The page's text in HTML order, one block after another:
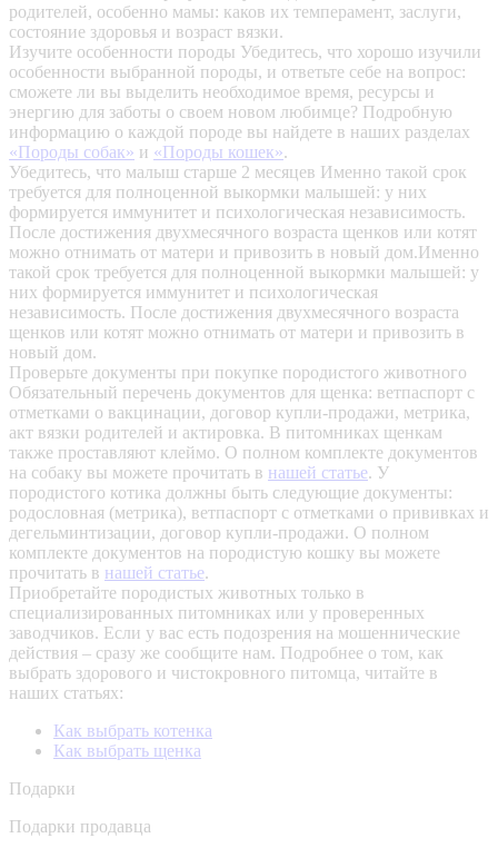
родителей, особенно мамы: каков их темперамент, заслуги,
состояние здоровья и возраст вязки.
Изучите особенности породы Убедитесь, что хорошо изучили
особенности выбранной породы, и ответьте себе на вопрос:
сможете ли вы выделить необходимое время, ресурсы и
энергию для заботы о своем новом любимце? Подробную
информацию о каждой породе вы найдете в наших разделах
«Породы собак» и «Породы кошек».
Убедитесь, что малыш старше 2 месяцев Именно такой срок
требуется для полноценной выкормки малышей: у них
формируется иммунитет и психологическая независимость.
После достижения двухмесячного возраста щенков или котят
можно отнимать от матери и привозить в новый дом.Именно
такой срок требуется для полноценной выкормки малышей: у
них формируется иммунитет и психологическая
независимость. После достижения двухмесячного возраста
щенков или котят можно отнимать от матери и привозить в
новый дом.
Проверьте документы при покупке породистого животного
Обязательный перечень документов для щенка: ветпаспорт с
отметками о вакцинации, договор купли-продажи, метрика,
акт вязки родителей и актировка. В питомниках щенкам
также проставляют клеймо. О полном комплекте документов
на собаку вы можете прочитать в нашей статье. У
породистого котика должны быть следующие документы:
родословная (метрика), ветпаспорт с отметками о прививках и
дегельминтизации, договор купли-продажи. О полном
комплекте документов на породистую кошку вы можете
прочитать в нашей статье.
Приобретайте породистых животных только в
специализированных питомниках или у проверенных
заводчиков. Если у вас есть подозрения на мошеннические
действия – сразу же сообщите нам. Подробнее о том, как
выбрать здорового и чистокровного питомца, читайте в
наших статьях:
Как выбрать котенка
Как выбрать щенка
Подарки
Подарки продавца